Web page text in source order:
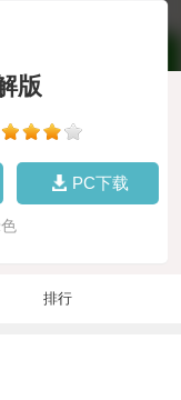
版
PC下载
排行